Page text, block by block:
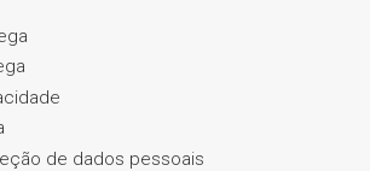
de dados pessoais